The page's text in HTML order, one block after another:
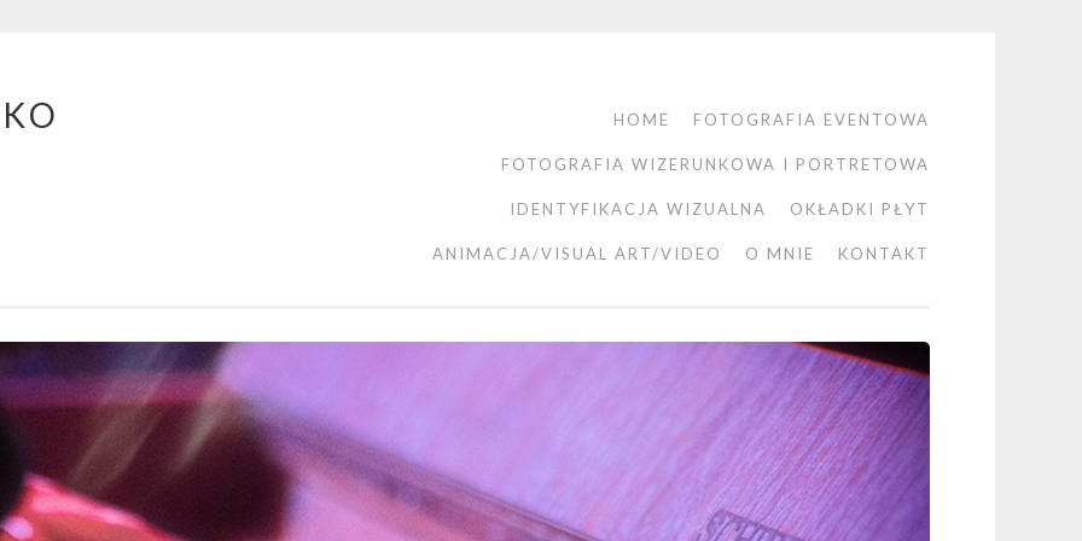
HOME FOTOGRAFIA EVENTOWA
FOTOGRAFIA WIZERUNKOWA I PORTRETOWA
IDENTYFIKACJA WIZUALNA OKŁADKI PŁYT
ANIMACJA/VISUAL ART/VIDEO O MNIE KONTAKT